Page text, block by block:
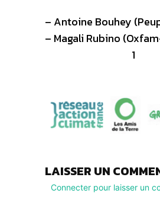
– Antoine Bouhey
– Magali
1
LAISSER UN
Connecter pour laisser un